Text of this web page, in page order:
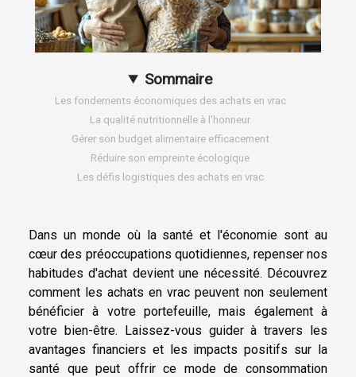
Sommaire
Les fondements économiques des achats en vrac
La qualité nutritionnelle à l'honneur
Gérer son budget alimentaire efficacement
Réduire son empreinte écologique
Les défis logistiques des achats en vrac
Dans un monde où la santé et l'économie sont au
cœur des préoccupations quotidiennes, repenser nos
habitudes d'achat devient une nécessité. Découvrez
comment les achats en vrac peuvent non seulement
bénéficier à votre portefeuille, mais également à
votre bien-être. Laissez-vous guider à travers les
avantages financiers et les impacts positifs sur la
santé que peut offrir ce mode de consommation